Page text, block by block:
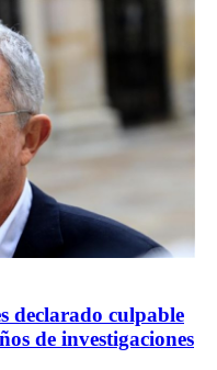
declarado culpable
de investigaciones